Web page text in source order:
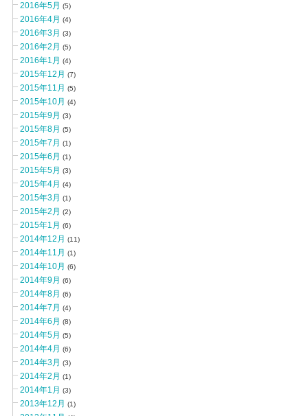
2016年5月 (5)
2016年4月 (4)
2016年3月 (3)
2016年2月 (5)
2016年1月 (4)
2015年12月 (7)
2015年11月 (5)
2015年10月 (4)
2015年9月 (3)
2015年8月 (5)
2015年7月 (1)
2015年6月 (1)
2015年5月 (3)
2015年4月 (4)
2015年3月 (1)
2015年2月 (2)
2015年1月 (6)
2014年12月 (11)
2014年11月 (1)
2014年10月 (6)
2014年9月 (6)
2014年8月 (6)
2014年7月 (4)
2014年6月 (8)
2014年5月 (5)
2014年4月 (6)
2014年3月 (3)
2014年2月 (1)
2014年1月 (3)
2013年12月 (1)